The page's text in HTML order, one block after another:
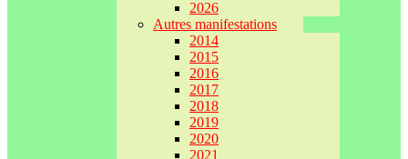
2026
Autres manifestations
2014
2015
2016
2017
2018
2019
2020
2021